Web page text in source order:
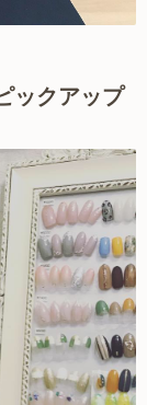
ックアップ